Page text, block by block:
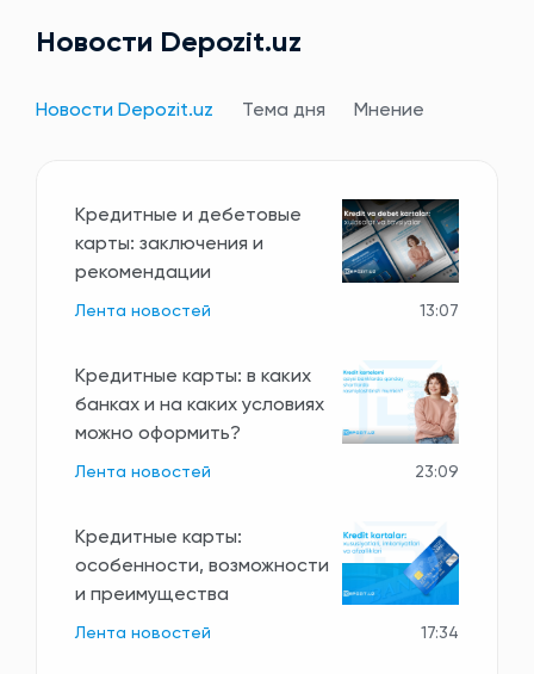
Новости Depozit.uz
Новости Depozit.uz Тема дня Мнение
Кредитные и дебетовые
карты: заключения и
рекомендации
Лента новостей 13:07
Кредитные карты: в каких
банках и на каких условиях
можно оформить?
Лента новостей 23:09
Кредитные карты:
особенности, возможности
и преимущества
Лента новостей 17:34